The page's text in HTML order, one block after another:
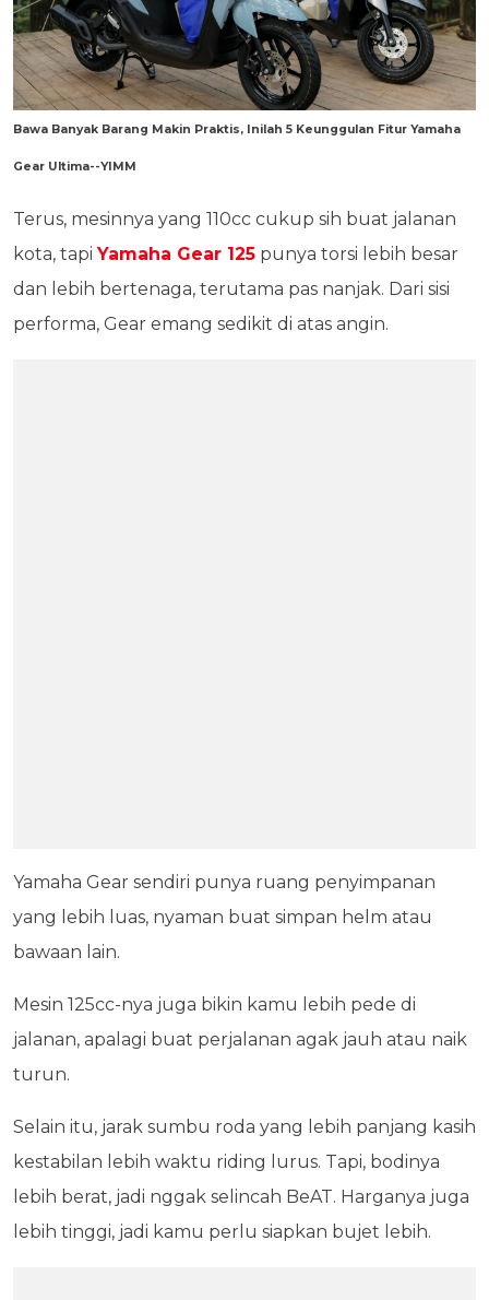
Bawa Banyak Barang Makin Praktis, Inilah 5 Keunggulan Fitur Yamaha
Gear Ultima--YIMM
Terus, mesinnya yang 110cc cukup sih buat jalanan
kota, tapiYamaha Gear 125 punya torsi lebih besar
dan lebih bertenaga, terutama pas nanjak. Dari sisi
performa, Gear emang sedikit di atas angin.
Yamaha Gear sendiri punya ruang penyimpanan
yang lebih luas, nyaman buat simpan helm atau
bawaan lain.
Mesin 125cc-nya juga bikin kamu lebih pede di
jalanan, apalagi buat perjalanan agak jauh atau naik
turun.
Selain itu, jarak sumbu roda yang lebih panjang kasih
kestabilan lebih waktu riding lurus. Tapi, bodinya
lebih berat, jadi nggak selincah BeAT. Harganya juga
lebih tinggi, jadi kamu perlu siapkan bujet lebih.